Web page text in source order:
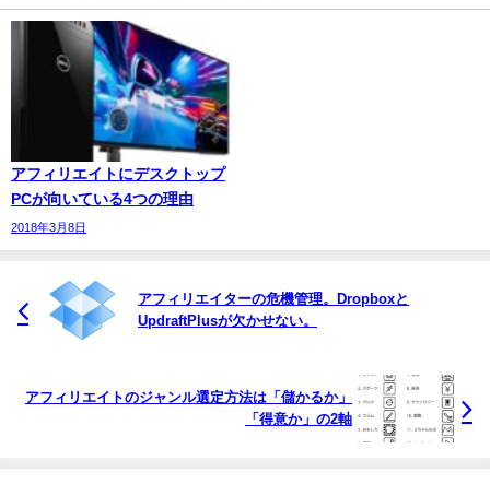
アフィリエイトにデスクトップ
PCが向いている4つの理由
2018年3月8日
アフィリエイターの危機管理。Dropboxと
UpdraftPlusが欠かせない。
アフィリエイトのジャンル選定方法は「儲かるか」
「得意か」の2軸